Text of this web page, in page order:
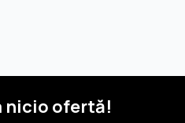
nicio ofertă!